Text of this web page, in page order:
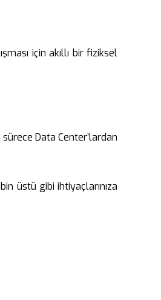
için akıllı bir fiziksel
Data Center’lardan
üstü gibi ihtiyaçlarınıza